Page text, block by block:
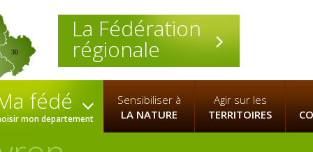
La Fédération
régionale
30
fédé
mon departement
Sensibiliser à
LA NATURE
Agir sur les
TERRITOIRES